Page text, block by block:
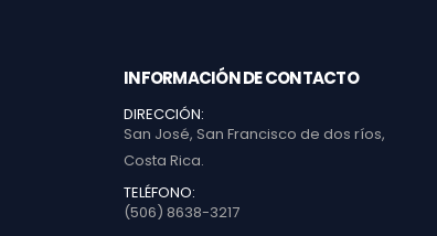
INFORMACIÓN DE CONTACTO
DIRECCIÓN:
San José, San Francisco de dos ríos,
Costa Rica.
TELÉFONO:
(506) 8638-3217